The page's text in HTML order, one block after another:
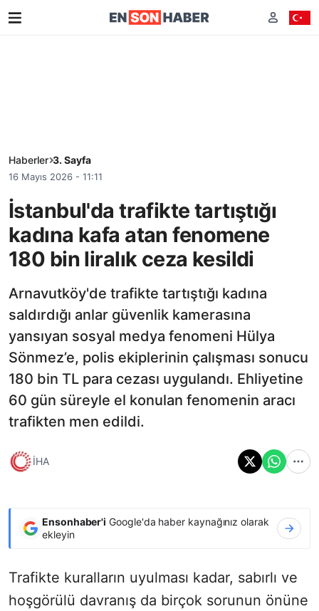
Haberler 3. Sayfa
16 Mayıs 2026 - 11:11
İstanbul'da trafikte tartıştığı
kadına kafa atan fenomene
180 bin liralık ceza kesildi
Arnavutköy'de trafikte tartıştığı kadına
saldırdığı anlar güvenlik kamerasına
yansıyan sosyal medya fenomeni Hülya
Sönmez’e, polis ekiplerinin çalışması sonucu
180 bin TL para cezası uygulandı. Ehliyetine
60 gün süreyle el konulan fenomenin aracı
trafikten men edildi.
İHA
Ensonhaber'i Google'da haber kaynağınız olarak
ekleyin
Trafikte kuralların uyulması kadar, sabırlı ve
hoşgörülü davranış da birçok sorunun önüne